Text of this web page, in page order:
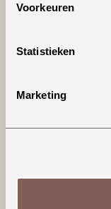
Voorkeuren
Statistieken
Marketing